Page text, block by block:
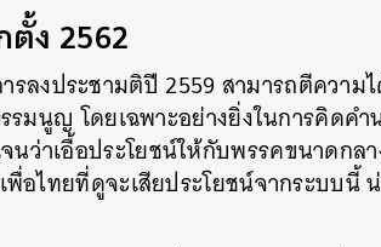
ง 2562
รลงประชามติปี 2559 สามารถตีควา
รมนูญ โดยเฉพาะอย่างยิ่งในการคิดค
ว่าเอื้อประโยชน์ให้กับพรรคขนาดกล
อไทยที่ดูจะเสียประโยชน์จากระบบนี้